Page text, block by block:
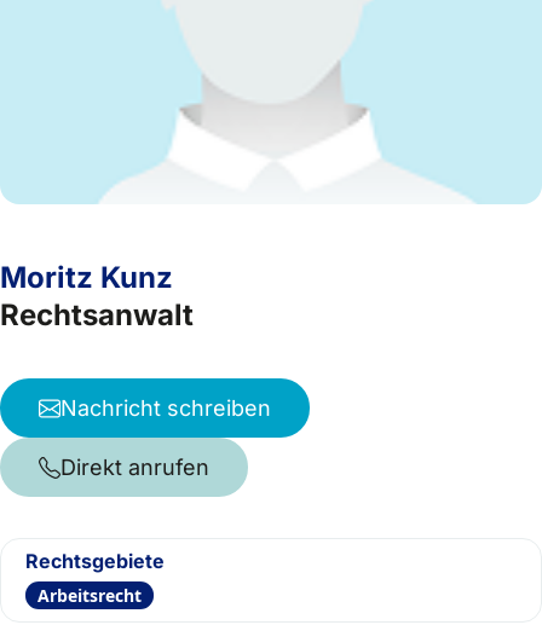
Moritz Kunz
Rechtsanwalt
Nachricht schreiben
Direkt anrufen
Rechtsgebiete
Arbeitsrecht